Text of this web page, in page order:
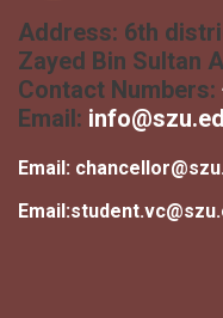
Address: 6th
Zayed Bin Sultan
Contact Numbers:
Email:
Email:
Email: